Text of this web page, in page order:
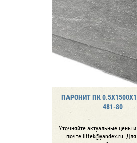
ПАРОНИТ ПК
481-80
Уточняйте актуальные цены
почте littek@yandex.ru.